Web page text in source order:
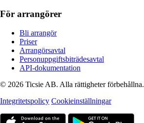
För arrangörer
Bli arrangör
Priser
Arrangörsavtal
Personuppgiftsbiträdesavtal
API-dokumentation
© 2026 Ticsie AB. Alla rättigheter förbehållna.
Integritetspolicy Cookieinställningar